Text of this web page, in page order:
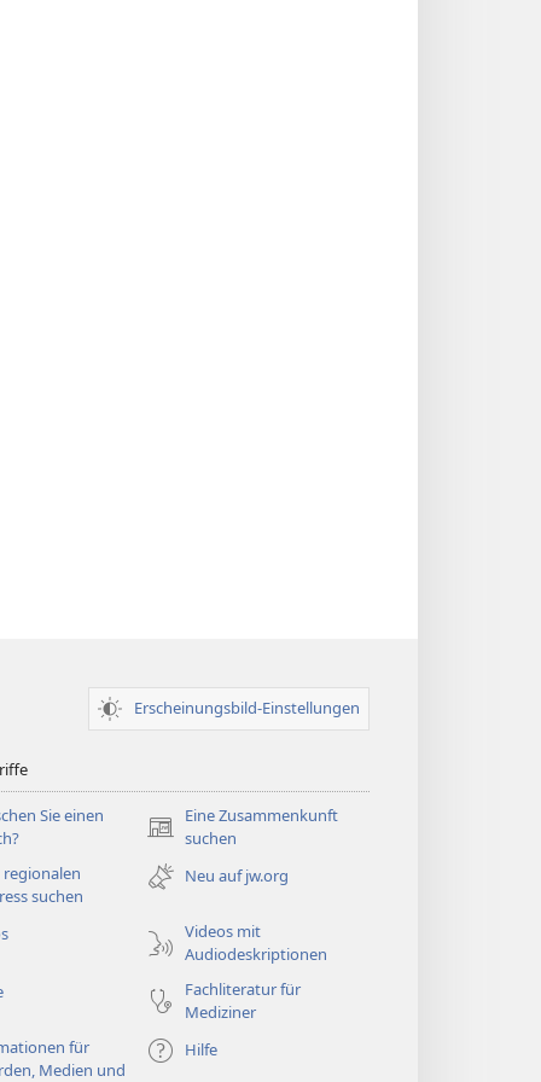
Erscheinungsbild-Einstellungen
Sie einen
Eine Zusammenkunft
suchen
(öffnet
neues
Fenster)
regionalen
suchen
Neu auf jw.org
Videos mit
Audiodeskriptionen
Fachliteratur für
Mediziner
für
Medien und
Hilfe